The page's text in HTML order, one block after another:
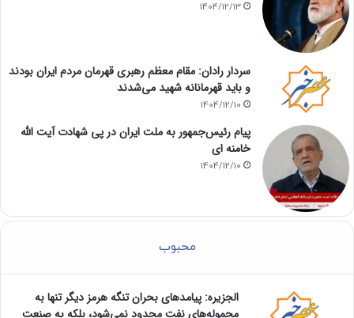
1404/12/13
سردار رادان: مقام معظم رهبری قهرمان مردم ایران بودند
و باید قهرمانانه شهید می‌شدند
1404/12/10
پیام رئیس‌جمهور به ملت ایران در پی شهادت آیت الله
خامنه ای
1404/12/10
محبوب
الجزیره: پیامدهای بحران تنگه هرمز دیگر تنها به
محموله‌های نفت محدود نمی‌شود، بلکه به صنعت